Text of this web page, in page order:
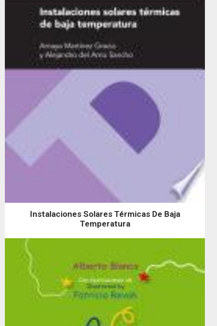
Instalaciones Solares Térmicas De Baja
Temperatura